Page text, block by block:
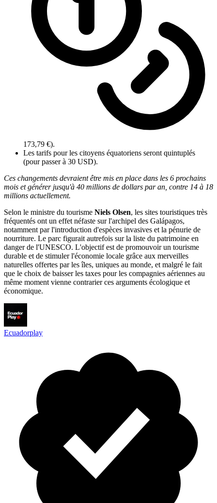
173,79 €).
Les tarifs pour les citoyens équatoriens seront quintuplés
(pour passer à 30 USD).
Ces changements devraient être mis en place dans les 6 prochains
mois et générer jusqu'à 40 millions de dollars par an, contre 14 à 18
millions actuellement.
Selon le ministre du tourisme Niels Olsen, les sites touristiques très
fréquentés ont un effet néfaste sur l'archipel des Galápagos,
notamment par l'introduction d'espèces invasives et la pénurie de
nourriture. Le parc figurait autrefois sur la liste du patrimoine en
danger de l'UNESCO. L'objectif est de promouvoir un tourisme
durable et de stimuler l'économie locale grâce aux merveilles
naturelles offertes par les îles, uniques au monde, et malgré le fait
que le choix de baisser les taxes pour les compagnies aériennes au
même moment vienne contrarier ces arguments écologique et
économique.
Ecuadorplay